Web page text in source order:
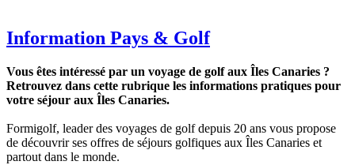
Information Pays & Golf
Vous êtes intéressé par un voyage de golf aux Îles Canaries ?
Retrouvez dans cette rubrique les informations pratiques pour
votre séjour aux Îles Canaries.
Formigolf, leader des voyages de golf depuis 20 ans vous propose
de découvrir ses offres de séjours golfiques aux Îles Canaries et
partout dans le monde.